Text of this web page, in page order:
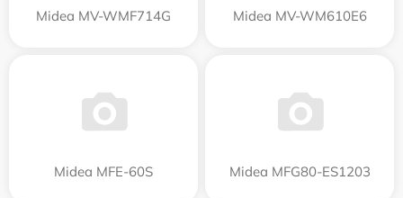
Midea MV-WMF714G Midea MV-WM610E6
Midea MFE-60S Midea MFG80-ES1203